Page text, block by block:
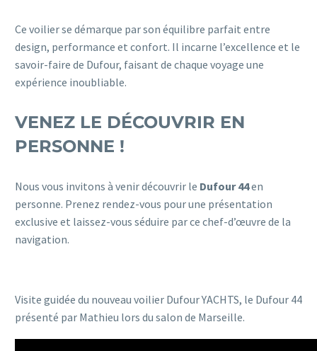
Ce voilier se démarque par son équilibre parfait entre
design, performance et confort. Il incarne l’excellence et le
savoir-faire de Dufour, faisant de chaque voyage une
expérience inoubliable.
VENEZ LE DÉCOUVRIR EN
PERSONNE !
Nous vous invitons à venir découvrir le Dufour 44en
personne. Prenez rendez-vous pour une présentation
exclusive et laissez-vous séduire par ce chef-d’œuvre de la
navigation.
Visite guidée du nouveau voilier Dufour YACHTS, le Dufour 44
présenté par Mathieu lors du salon de Marseille.